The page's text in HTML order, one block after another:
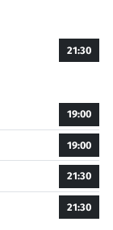
21:30
19:00
19:00
21:30
21:30